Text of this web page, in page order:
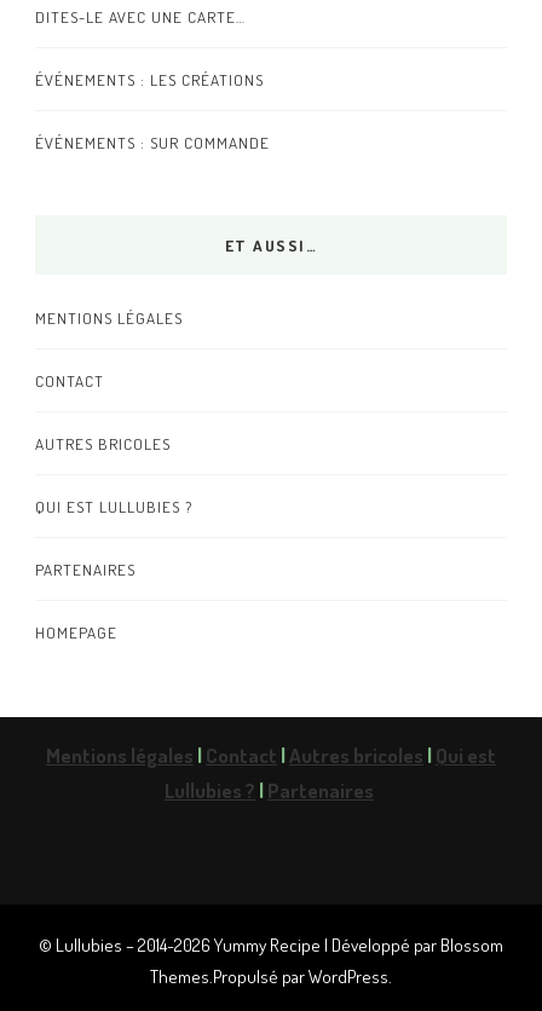
DITES-LE AVEC UNE CARTE…
ÉVÉNEMENTS : LES CRÉATIONS
ÉVÉNEMENTS : SUR COMMANDE
ET AUSSI…
MENTIONS LÉGALES
CONTACT
AUTRES BRICOLES
QUI EST LULLUBIES ?
PARTENAIRES
HOMEPAGE
Mentions légales |Contact |Autres bricoles |Qui est
Lullubies ? |Partenaires
© Lullubies – 2014-2026Yummy Recipe | Développé par Blossom
Themes.Propulsé parWordPress.